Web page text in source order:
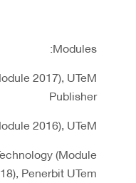
Modules:
2017), UTeM
Publisher
2016), UTeM
(Module
Penerbit UTem